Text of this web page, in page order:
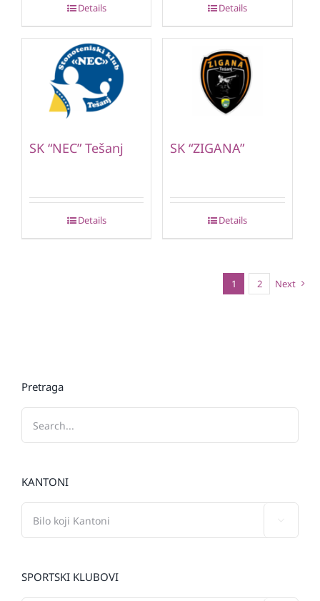
Details Details
SK “NEC” Tešanj
Details
SK “ZIGANA”
Details
1 2 Next
Pretraga
KANTONI
SPORTSKI KLUBOVI